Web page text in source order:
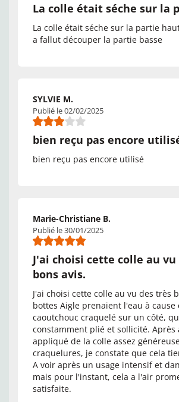
La colle était séche sur la
La colle était séche sur la partie
a fallut découper la partie basse
SYLVIE M.
Publié le 02/02/2025
bien reçu pas encore
bien reçu pas encore utilisé
Marie-Christiane B.
Publié le 30/01/2025
J'ai choisi cette colle au
bons avis.
J'ai choisi cette colle au vu des très
bottes Aigle prenaient l'eau à cause
caoutchouc craquelé sur un côté,
constamment plié et sollicité. Après
appliqué de la colle assez
craquelures, je constate que cela
A voir après un usage intensif et
mais pour l'instant, cela a l'air
satisfaite.